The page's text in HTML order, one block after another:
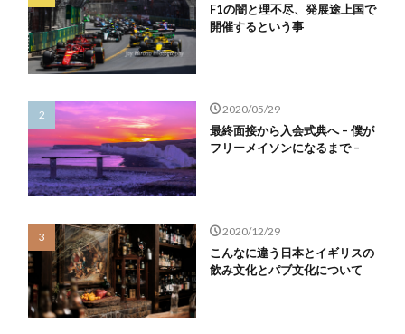
F1の闇と理不尽、発展途上国で
開催するという事
2020/05/29
最終面接から入会式典へ – 僕が
フリーメイソンになるまで –
2020/12/29
こんなに違う日本とイギリスの
飲み文化とパブ文化について